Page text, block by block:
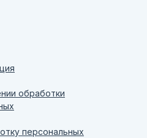
обработки
персональных